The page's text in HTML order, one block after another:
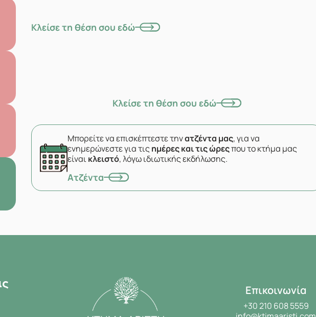
Κλείσε τη θέση σου εδώ
Κλείσε τη θέση σου εδώ
Μπορείτε να επισκέπτεστε τηνατζέντα μας, για να
ενημερώνεστε για τιςημέρες και τις ώρεςπου το κτήμα μας
είναικλειστό, λόγω ιδιωτικής εκδήλωσης.
Ατζέντα
Επικοινωνία
+30 210 608 5559